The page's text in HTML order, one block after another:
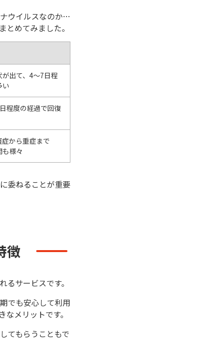
ウイルスなのか…
めてみました。
出て、4〜7日程
い
程度の経過で回復
から重症まで
様々
委ねることが重要
徴
サービスです。
でも安心して利用
メリットです。
てもらうこともで